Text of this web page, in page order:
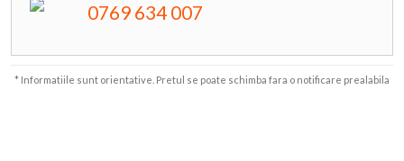
0769 634 007
* Informatiile sunt orientative. Pretul se poate schimba fara o notificare prealabila